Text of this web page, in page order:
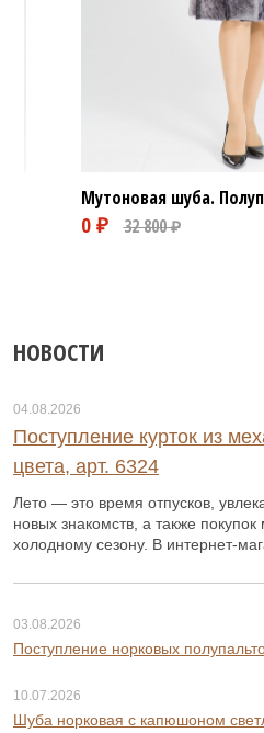
Мутоновая шуба.
НОВОСТИ
04.08.2026
Поступление курток из
цвета, арт. 6324
Лето — это время отпусков,
новых знакомств, а также
холодному сезону. В интернет-
03.08.2026
Поступление норковых
10.07.2026
Шуба норковая с капюшоном